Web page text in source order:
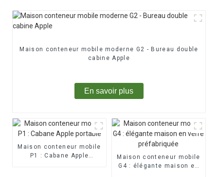
Maison conteneur mobile moderne G2 - Bureau double
cabine Apple
En savoir plus
Maison conteneur mobile
P1 : Cabane Apple
Maison conteneur mobile
G4 : élégante maison en